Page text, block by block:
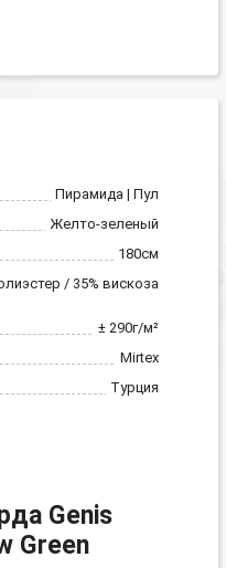
Пирамида | Пул
Желто-зеленый
180см
/ 35% вискоза
± 290г/м²
Mirtex
Турция
Genis
Green